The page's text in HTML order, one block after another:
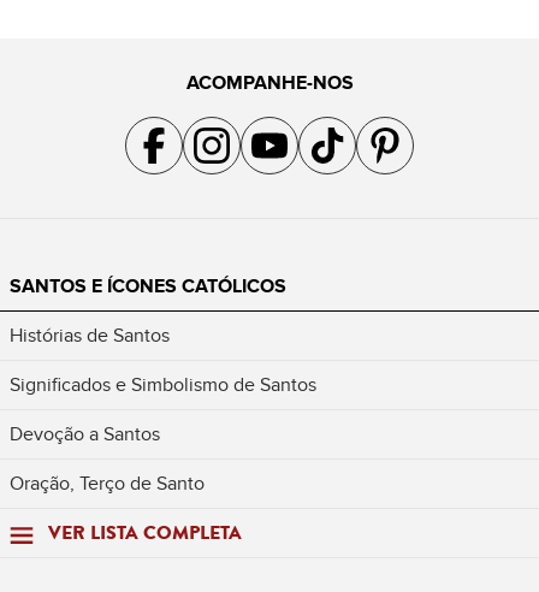
ACOMPANHE-NOS
Acompanhe a gente no Facebook
Acompanhe a gente no Instagram
Acompanhe a gente no YouTube
Acompanhe a gente no TikTok
Acompanhe a gente no
SANTOS E ÍCONES CATÓLICOS
Histórias de Santos
Significados e Simbolismo de Santos
Devoção a Santos
Oração, Terço de Santo
VER LISTA COMPLETA